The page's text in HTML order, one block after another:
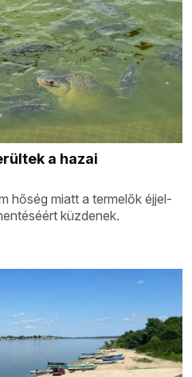
a hazai
hőség miatt a termelők éjjel-
küzdenek.